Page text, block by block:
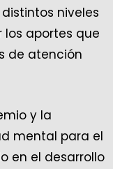
niveles
aportes que
de atención
y la
mental para el
en el desarrollo